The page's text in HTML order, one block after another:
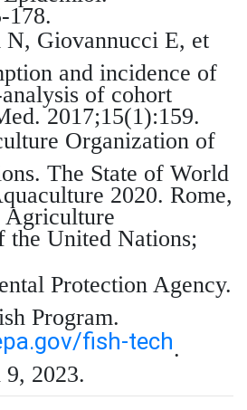
178.
Giovannucci E, et
and incidence of
of cohort
2017;15(1):159.
Organization of
The State of World
2020. Rome,
Agriculture
the United Nations;
Protection Agency.
Program.
fish-tech
2023.